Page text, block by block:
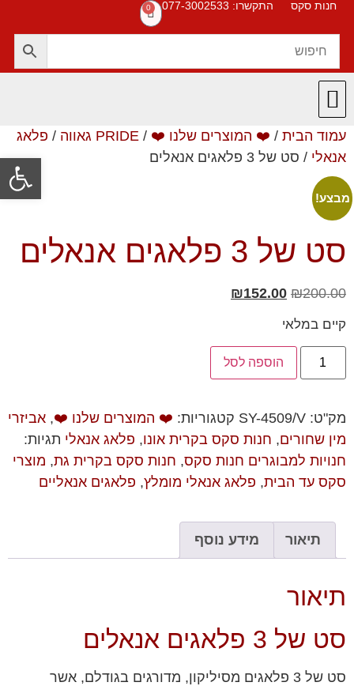
חנות סקס התקשרו: 077-3002533 0
עמוד הבית / ❤️ המוצרים שלנו ❤️ / PRIDE גאווה / פלאג
אנאלי / סט של 3 פלאגים אנאלים
מבצע!
סט של 3 פלאגים אנאלים
₪200.00
₪152.00
קיים במלאי
הוספה לסל
מק"ט: SY-4509/V קטגוריות: ❤️ המוצרים שלנו ❤️, אביזרי
מין שחורים, חנות סקס בקרית אונו, פלאג אנאלי תגיות:
חנויות למבוגרים חנות סקס, חנות סקס בקרית גת, מוצרי
סקס עד הבית, פלאג אנאלי מומלץ, פלאגים אנאליים
תיאור מידע נוסף
תיאור
סט של 3 פלאגים אנאלים
סט של 3 פלאגים מסיליקון, מדורגים בגודלם, אשר
פתח